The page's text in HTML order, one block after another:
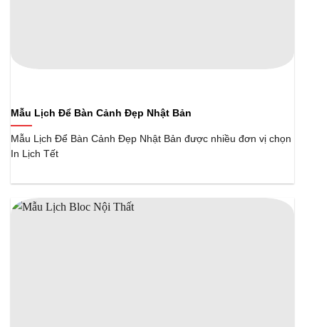
Mẫu Lịch Để Bàn Cảnh Đẹp Nhật Bản
Mẫu Lịch Để Bàn Cảnh Đẹp Nhật Bản được nhiều đơn vị chọn
In Lịch Tết